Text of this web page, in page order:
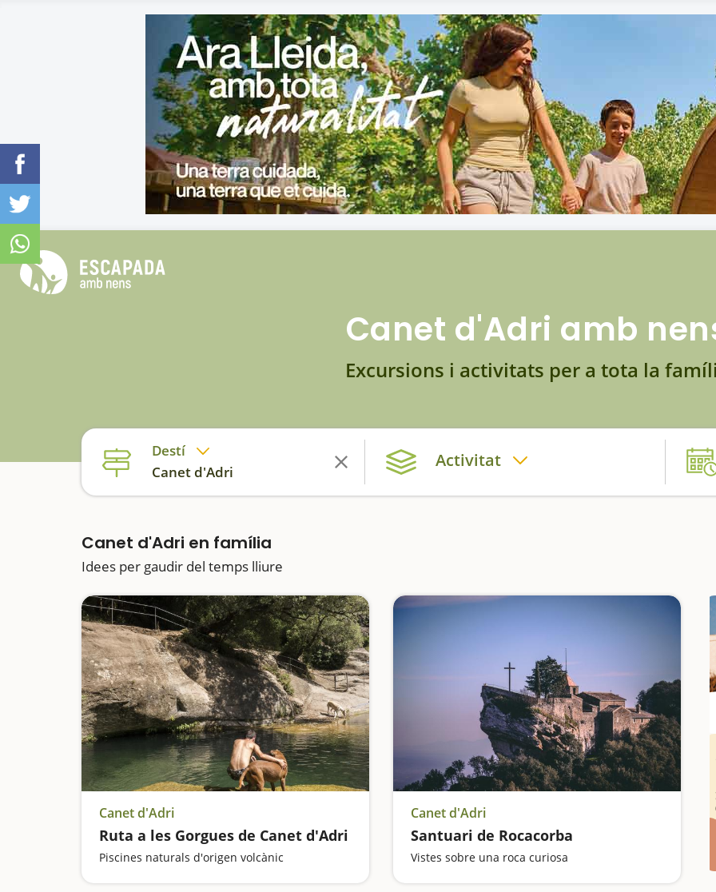
Canet d'Adri amb
Excursions i activitats per a tota la
Destí
Canet d'Adri
Activitat
Canet d'Adri en família
Idees per gaudir del temps lliure
Canet d'Adri
Ruta a les Gorgues de Canet d'Adri
Piscines naturals d'origen volcànic
Canet d'Adri
Santuari de Rocacorba
Vistes sobre una roca curiosa